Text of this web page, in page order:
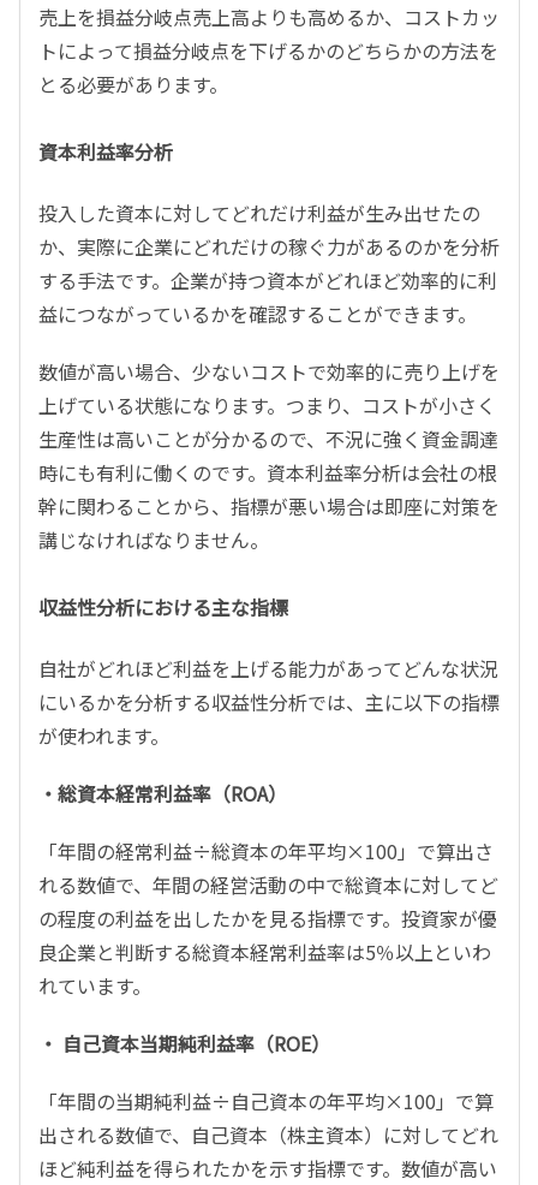
売上を損益分岐点売上高よりも高めるか、コストカッ
トによって損益分岐点を下げるかのどちらかの方法を
とる必要があります。
資本利益率分析
投入した資本に対してどれだけ利益が生み出せたの
か、実際に企業にどれだけの稼ぐ力があるのかを分析
する手法です。企業が持つ資本がどれほど効率的に利
益につながっているかを確認することができます。
数値が高い場合、少ないコストで効率的に売り上げを
上げている状態になります。つまり、コストが小さく
生産性は高いことが分かるので、不況に強く資金調達
時にも有利に働くのです。資本利益率分析は会社の根
幹に関わることから、指標が悪い場合は即座に対策を
講じなければなりません。
収益性分析における主な指標
自社がどれほど利益を上げる能力があってどんな状況
にいるかを分析する収益性分析では、主に以下の指標
が使われます。
・総資本経常利益率（ROA）
「年間の経常利益÷総資本の年平均×100」で算出さ
れる数値で、年間の経営活動の中で総資本に対してど
の程度の利益を出したかを見る指標です。投資家が優
良企業と判断する総資本経常利益率は5％以上といわ
れています。
・ 自己資本当期純利益率（ROE）
「年間の当期純利益÷自己資本の年平均×100」で算
出される数値で、自己資本（株主資本）に対してどれ
ほど純利益を得られたかを示す指標です。数値が高い